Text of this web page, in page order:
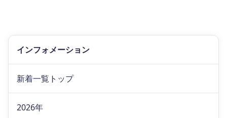
インフォメーション
新着一覧トップ
2026年